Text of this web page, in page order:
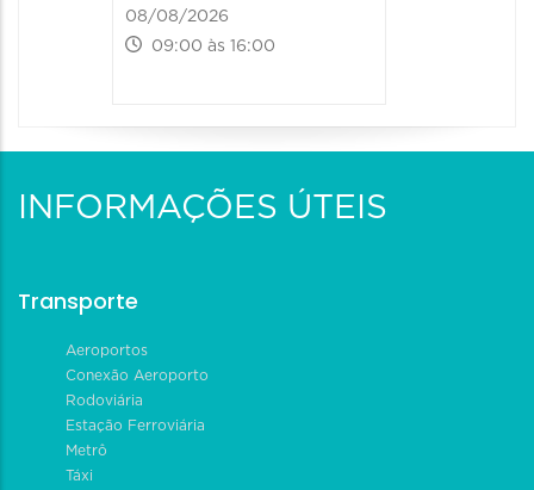
08/08/2026
09:00 às 16:00
INFORMAÇÕES ÚTEIS
Transporte
Aeroportos
Conexão Aeroporto
Rodoviária
Estação Ferroviária
Metrô
Táxi